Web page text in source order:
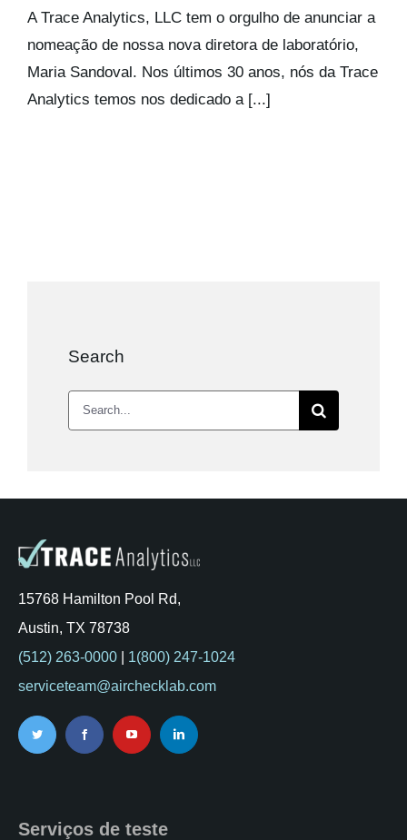
Kits AirCheck
Account
A Trace Analytics, LLC tem o orgulho de anunciar a
nomeação de nossa nova diretora de laboratório,
Maria Sandoval. Nos últimos 30 anos, nós da Trace
Analytics temos nos dedicado a [...]
Search
Search
for:
15768 Hamilton Pool Rd,
Austin, TX 78738
(512) 263-0000| 1(800) 247-1024
serviceteam@airchecklab.com
Serviços de teste